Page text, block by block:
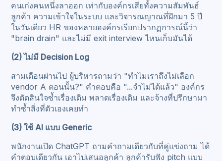
คนเก่งคนหนึ่งลาออก เท่ากับองค์กรเสียทั้งความสัมพันธ์
ลูกค้า ความเข้าใจในระบบ และวิจารณญาณที่ฝึกมา 5 ปี
ในวันเดียว HR ของหลายองค์กรเรียกปรากฏการณ์นี้ว่า
"brain drain" และไม่มี exit interview ไหนเก็บมันได้
(2) ไม่มี Decision Log
สามเดือนผ่านไป ผู้บริหารถามว่า "ทำไมเราถึงไม่เลือก
vendor A ตอนนั้น?" คำตอบคือ "...จำไม่ได้แล้ว" องค์กร
จึงตัดสินใจซ้ำเรื่องเดิม พลาดเรื่องเดิม และจ้างที่ปรึกษามา
ทำซ้ำสิ่งที่ตัวเองเคยทำ
(3) ใช้ AI แบบ Generic
พนักงานเปิด ChatGPT ถามคำถามเดียวกับที่คู่แข่งถาม ได้
คำตอบเดียวกัน เอาไปเสนอลูกค้า ลูกค้ารับฟัง pitch แบบ